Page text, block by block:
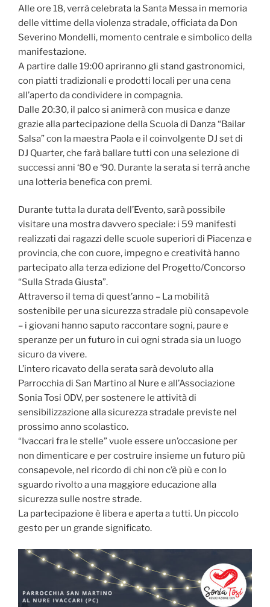
Alle ore 18, verrà celebrata la Santa Messa in memoria
delle vittime della violenza stradale, officiata da Don
Severino Mondelli, momento centrale e simbolico della
manifestazione.
A partire dalle 19:00 apriranno gli stand gastronomici,
con piatti tradizionali e prodotti locali per una cena
all’aperto da condividere in compagnia.
Dalle 20:30, il palco si animerà con musica e danze
grazie alla partecipazione della Scuola di Danza “Bailar
Salsa” con la maestra Paola e il coinvolgente DJ set di
DJ Quarter, che farà ballare tutti con una selezione di
successi anni ‘80 e ‘90. Durante la serata si terrà anche
una lotteria benefica con premi.
Durante tutta la durata dell’Evento, sarà possibile
visitare una mostra davvero speciale: i 59 manifesti
realizzati dai ragazzi delle scuole superiori di Piacenza e
provincia, che con cuore, impegno e creatività hanno
partecipato alla terza edizione del Progetto/Concorso
“Sulla Strada Giusta”.
Attraverso il tema di quest’anno – La mobilità
sostenibile per una sicurezza stradale più consapevole
– i giovani hanno saputo raccontare sogni, paure e
speranze per un futuro in cui ogni strada sia un luogo
sicuro da vivere.
L’intero ricavato della serata sarà devoluto alla
Parrocchia di San Martino al Nure e all’Associazione
Sonia Tosi ODV, per sostenere le attività di
sensibilizzazione alla sicurezza stradale previste nel
prossimo anno scolastico.
“Ivaccari fra le stelle” vuole essere un’occasione per
non dimenticare e per costruire insieme un futuro più
consapevole, nel ricordo di chi non c’è più e con lo
sguardo rivolto a una maggiore educazione alla
sicurezza sulle nostre strade.
La partecipazione è libera e aperta a tutti. Un piccolo
gesto per un grande significato.